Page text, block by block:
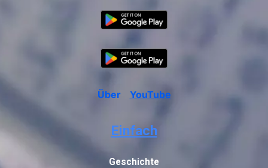
Über YouTube
Einfach
Geschichte